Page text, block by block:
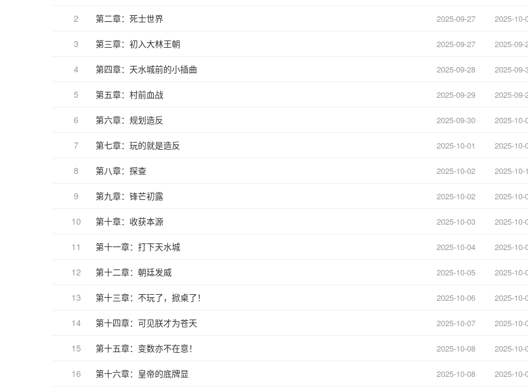
2 第二章：死士世界 2025-09-27 2025-10-
3 第三章：初入大林王朝 2025-09-27 2025-09-
4 第四章：天水城前的小插曲 2025-09-28 2025-09-
5 第五章：村前血战 2025-09-29 2025-09-
6 第六章：规划造反 2025-09-30 2025-10-
7 第七章：玩的就是造反 2025-10-01 2025-10-
8 第八章：探查 2025-10-02 2025-10-
9 第九章：锋芒初露 2025-10-02 2025-10-
10 第十章：收获本源 2025-10-03 2025-10-
11 第十一章：打下天水城 2025-10-04 2025-10-
12 第十二章：朝廷发威 2025-10-05 2025-10-
13 第十三章：不玩了，掀桌了！ 2025-10-06 2025-10-
14 第十四章：可见朕才为苍天 2025-10-07 2025-10-
15 第十五章：变数亦不在意！ 2025-10-08 2025-10-
16 第十六章：皇帝的底牌显 2025-10-08 2025-10-